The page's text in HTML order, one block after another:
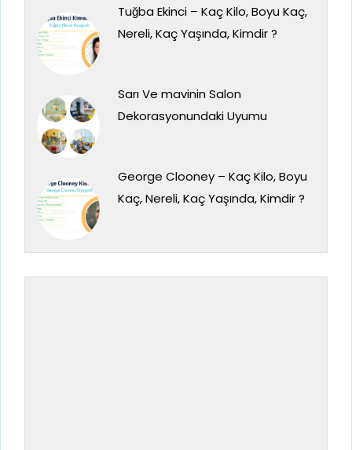
Tuğba Ekinci – Kaç Kilo, Boyu Kaç,
Nereli, Kaç Yaşında, Kimdir ?
Sarı Ve mavinin Salon
Dekorasyonundaki Uyumu
George Clooney – Kaç Kilo, Boyu
Kaç, Nereli, Kaç Yaşında, Kimdir ?